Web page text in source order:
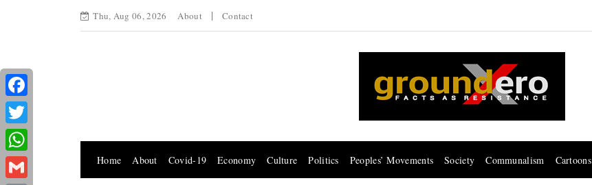
Thu, Aug 06, 2026 About Contact
Home About Covid-19 Economy Culture Politics Peoples’ Movements Society Communalism Cartoons
Facebook
Twitter
WhatsApp